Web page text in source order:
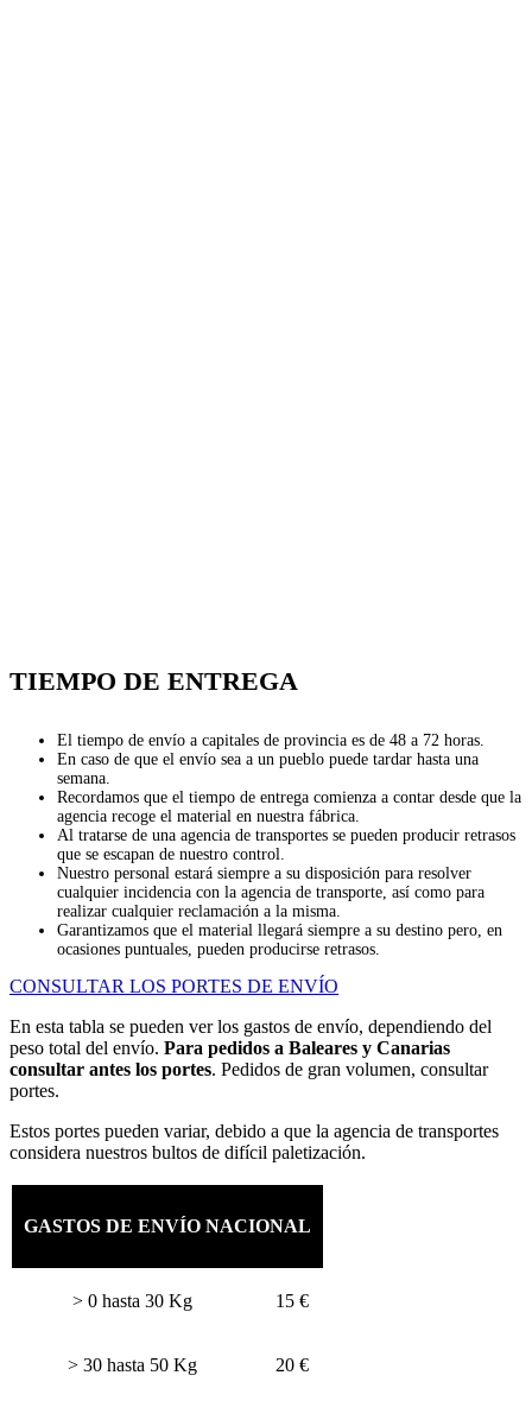
TIEMPO DE ENTREGA
El tiempo de envío a capitales de provincia es de 48 a 72 horas.
En caso de que el envío sea a un pueblo puede tardar hasta una
semana.
Recordamos que el tiempo de entrega comienza a contar desde que la
agencia recoge el material en nuestra fábrica.
Al tratarse de una agencia de transportes se pueden producir retrasos
que se escapan de nuestro control.
Nuestro personal estará siempre a su disposición para resolver
cualquier incidencia con la agencia de transporte, así como para
realizar cualquier reclamación a la misma.
Garantizamos que el material llegará siempre a su destino pero, en
ocasiones puntuales, pueden producirse retrasos.
CONSULTAR LOS PORTES DE ENVÍO
En esta tabla se pueden ver los gastos de envío, dependiendo del
peso total del envío. Para pedidos a Baleares y Canarias
consultar antes los portes. Pedidos de gran volumen, consultar
portes.
Estos portes pueden variar, debido a que la agencia de transportes
considera nuestros bultos de difícil paletización.
GASTOS DE ENVÍO NACIONAL
> 0 hasta 30 Kg 15 €
> 30 hasta 50 Kg 20 €